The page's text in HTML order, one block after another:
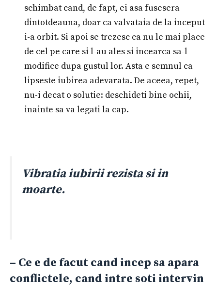
schimbat cand, de fapt, ei asa fusesera
dintotdeauna, doar ca valvataia de la inceput
i-a orbit. Si apoi se trezesc ca nu le mai place
de cel pe care si l-au ales si incearca sa-l
modifice dupa gustul lor. Asta e semnul ca
lipseste iubirea adevarata. De aceea, repet,
nu-i decat o solutie: deschideti bine ochii,
inainte sa va legati la cap.
Vibratia iubirii rezista si in
moarte.
– Ce e de facut cand incep sa apara
conflictele, cand intre soti intervin